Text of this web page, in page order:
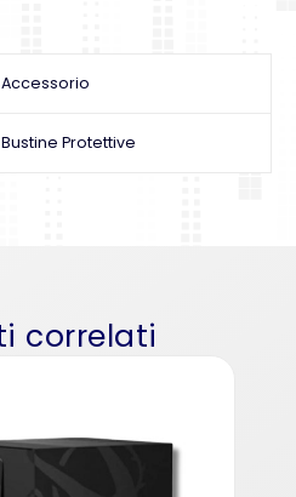
Accessorio
Bustine Protettive
correlati